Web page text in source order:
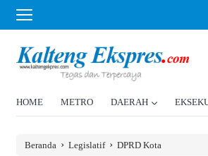
HOME METRO DAERAH
Beranda › Legislatif › DPRD Kota